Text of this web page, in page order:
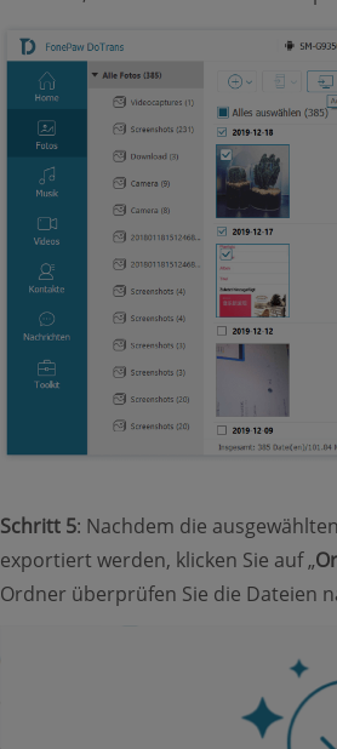
Schritt 5: Nachdem die
exportiert werden, klicken Sie auf „
Ordner überprüfen Sie die Dateien